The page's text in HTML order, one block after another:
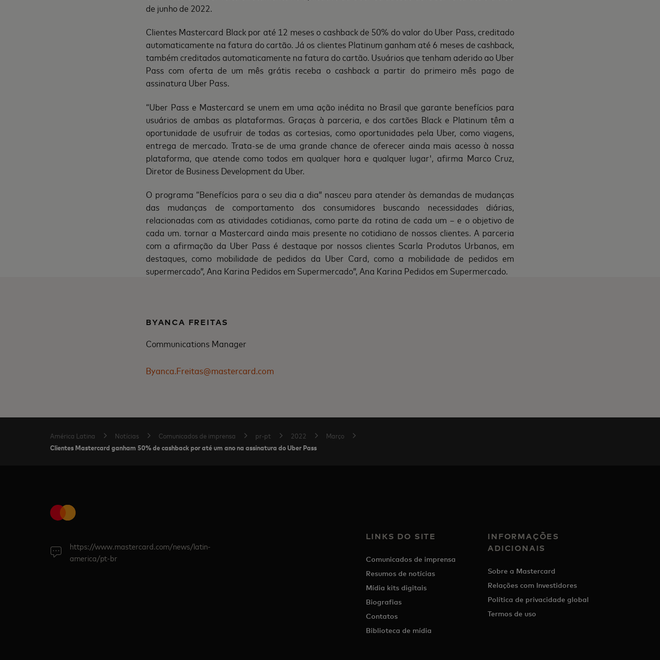
de junho de 2022.
Clientes Mastercard Black por até 12 meses o cashback de 50% do valor do Uber Pass, creditado
automaticamente na fatura do cartão. Já os clientes Platinum ganham até 6 meses de cashback,
também creditados automaticamente na fatura do cartão. Usuários que tenham aderido ao Uber
Pass com oferta de um mês grátis receba o cashback a partir do primeiro mês pago de
assinatura Uber Pass.
“Uber Pass e Mastercard se unem em uma ação inédita no Brasil que garante benefícios para
usuários de ambas as plataformas. Graças à parceria, e dos cartões Black e Platinum têm a
oportunidade de usufruir de todas as cortesias, como oportunidades pela Uber, como viagens,
entrega de mercado. Trata-se de uma grande chance de oferecer ainda mais acesso à nossa
plataforma, que atende como todos em qualquer hora e qualquer lugar', afirma Marco Cruz,
Diretor de Business Development da Uber.
O programa “Benefícios para o seu dia a dia” nasceu para atender às demandas de mudanças
das mudanças de comportamento dos consumidores buscando necessidades diárias,
relacionadas com as atividades cotidianas, como parte da rotina de cada um – e o objetivo de
cada um. tornar a Mastercard ainda mais presente no cotidiano de nossos clientes. A parceria
com a afirmação da Uber Pass é destaque por nossos clientes Scarla Produtos Urbanos, em
destaques, como mobilidade de pedidos da Uber Card, como a mobilidade de pedidos em
supermercado”, Ana Karina Pedidos em Supermercado”, Ana Karina Pedidos em Supermercado.
BYANCA FREITAS
Communications Manager
Byanca.Freitas@mastercard.com
América Latina Notícias Comunicados de imprensa pr-pt 2022 Março
Clientes Mastercard ganham 50% de cashback por até um ano na assinatura do Uber Pass
https://www.mastercard.com/news/latin-
america/pt-br
LINKS DO SITE
Comunicados de imprensa
Resumos de notícias
Mídia kits digitais
Biografias
Contatos
Biblioteca de mídia
INFORMAÇÕES
ADICIONAIS
Sobre a Mastercard
Relações com Investidores
Política de privacidade global
Termos de uso